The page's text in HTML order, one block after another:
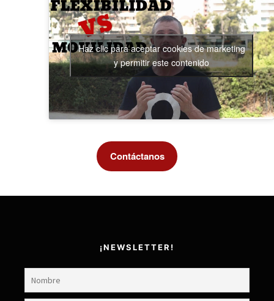
Haz clic para aceptar cookies de marketing
y permitir este contenido
Contáctanos
¡NEWSLETTER!